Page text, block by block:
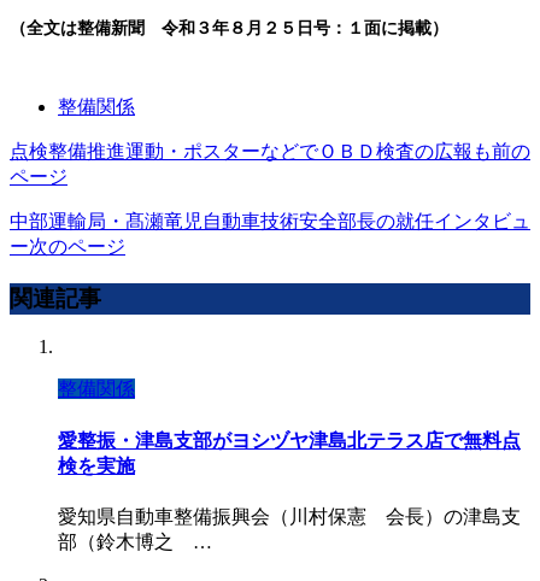
（全文は整備新聞 令和３年８月２５日号：１面に掲載）
整備関係
点検整備推進運動・ポスターなどでＯＢＤ検査の広報も前の
ページ
中部運輸局・髙瀬竜児自動車技術安全部長の就任インタビュ
ー次のページ
関連記事
整備関係
愛整振・津島支部がヨシヅヤ津島北テラス店で無料点
検を実施
愛知県自動車整備振興会（川村保憲 会長）の津島支
部（鈴木博之 …